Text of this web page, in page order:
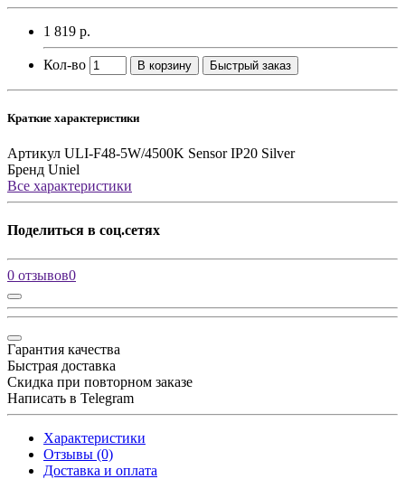
1 819 р.
Кол-во В корзину Быстрый заказ
Краткие характеристики
Артикул ULI-F48-5W/4500K Sensor IP20 Silver
Бренд Uniel
Все характеристики
Поделиться в соц.сетях
0 отзывов0
Гарантия качества
Быстрая доставка
Скидка при повторном заказе
Написать в Telegram
Характеристики
Отзывы (0)
Доставка и оплата